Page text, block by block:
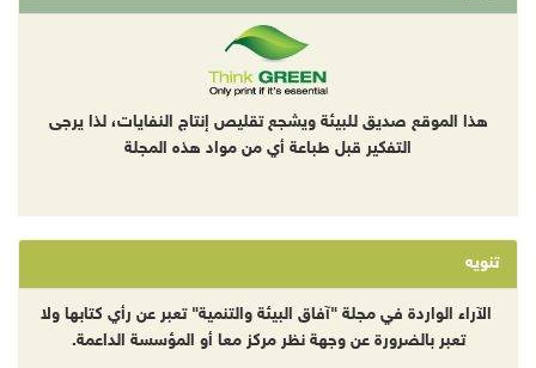
هذا الموقع صديق للبيئة ويشجع تقليص إنتاج النفايات، لذا يرجى
التفكير قبل طباعة أي من مواد هذه المجلة
تنويه
الآراء الواردة في مجلة "آفاق البيئة والتنمية" تعبر عن رأي كتابها ولا
تعبر بالضرورة عن وجهة نظر مركز معا أو المؤسسة الداعمة.